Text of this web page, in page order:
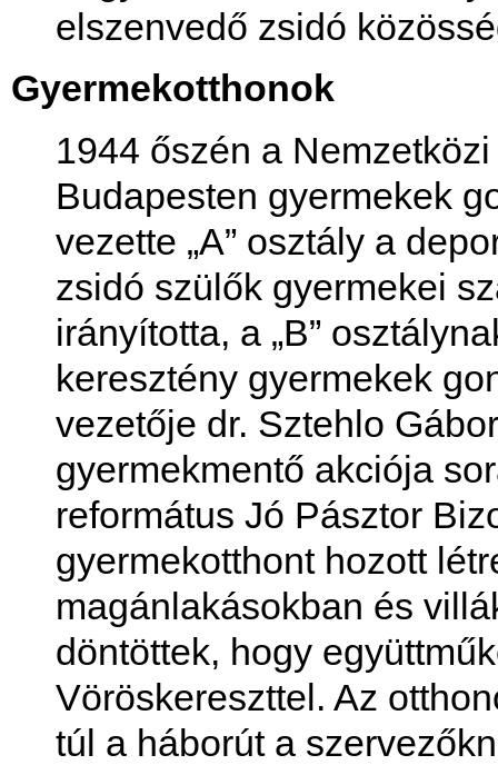
elszenvedő zsidó
Gyermekotthonok
1944 őszén a
Budapesten gyermekek
vezette „A” osztály a
zsidó szülők gyermekei
irányította, a „B”
keresztény gyermekek
vezetője dr. Sztehlo
gyermekmentő akciója
református Jó Pásztor
gyermekotthont hozott
magánlakásokban és
döntöttek, hogy
Vöröskereszttel. Az
túl a háborút a